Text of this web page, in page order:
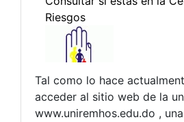
Tal como lo hace
acceder al sitio web de la
www.uniremhos.edu.do ,